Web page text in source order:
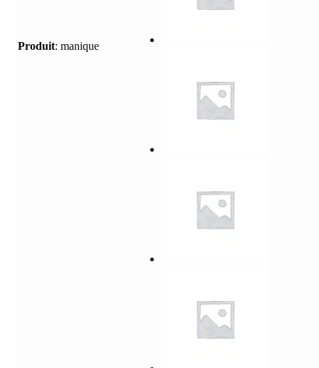
Produit: manique